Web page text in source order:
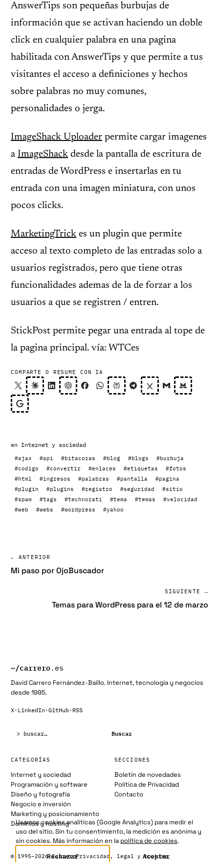
AnswerTips son pequeñas burbujas de
información que se activan haciendo un doble
click en cualquier palabra en una pagina
habilitada con AnswerTips y que permite a tus
visitantes el acceso a definiciones y hechos
sobre palabras no muy comunes,
personalidades o jerga.
ImageShack Uploader permite cargar imagenes
a ImageShack desde la pantalla de escritura de
entradas de WordPress e insertarlas en tu
entrada con una imagen miniatura, con unos
pocos clicks.
MarketingTrick es un plugin que permite
acceso al texto completo de las entradas solo a
usuarios registrados, pero que tiene otras
funcionalidades ademas de la de forzar a los
usuarios a que se registren / entren.
StickPost permite pegar una entrada al tope de
la pagina principal. vía: WTCes
COMPARTE O RESUME CON IA
en Internet y sociedad
#ajax #api #bitacoras #blog #blogs
#burbuja
#codigo
#convertir #enlaces #etiquetas
#fotos
#html
#ingresos #palabras #pantalla
#pagina
#plugin
#plugins #registro #seguridad
#sitio
#spam
#tags #technorati #tema #temas
#velocidad
#web
#webs #wordpress #yahoo
← ANTERIOR
Mi paso por OjoBuscador
SIGUIENTE →
Temas para WordPress para el 12 de marzo
~/carrero.es
David Carrero Fernández-Baillo. Internet, tecnología y negocios
desde 1995.
X· LinkedIn·GitHub· RSS
Buscar
CATEGORÍAS
Internet y sociedad
Programación y software
Diseño y fotografía
Negocio e inversión
Marketing y posicionamiento
Dominios y hosting
SECCIONES
Boletín de novedades
Política de Privacidad
Contacto
© 1995–2026 CarreroPrivacidad, legal y cookies
Usamos cookies analíticas (Google Analytics) para medir el
uso del sitio. Sin tu consentimiento, la medición es anónima y
sin cookies. Más información en lapolítica de cookies.
Rechazar Aceptar